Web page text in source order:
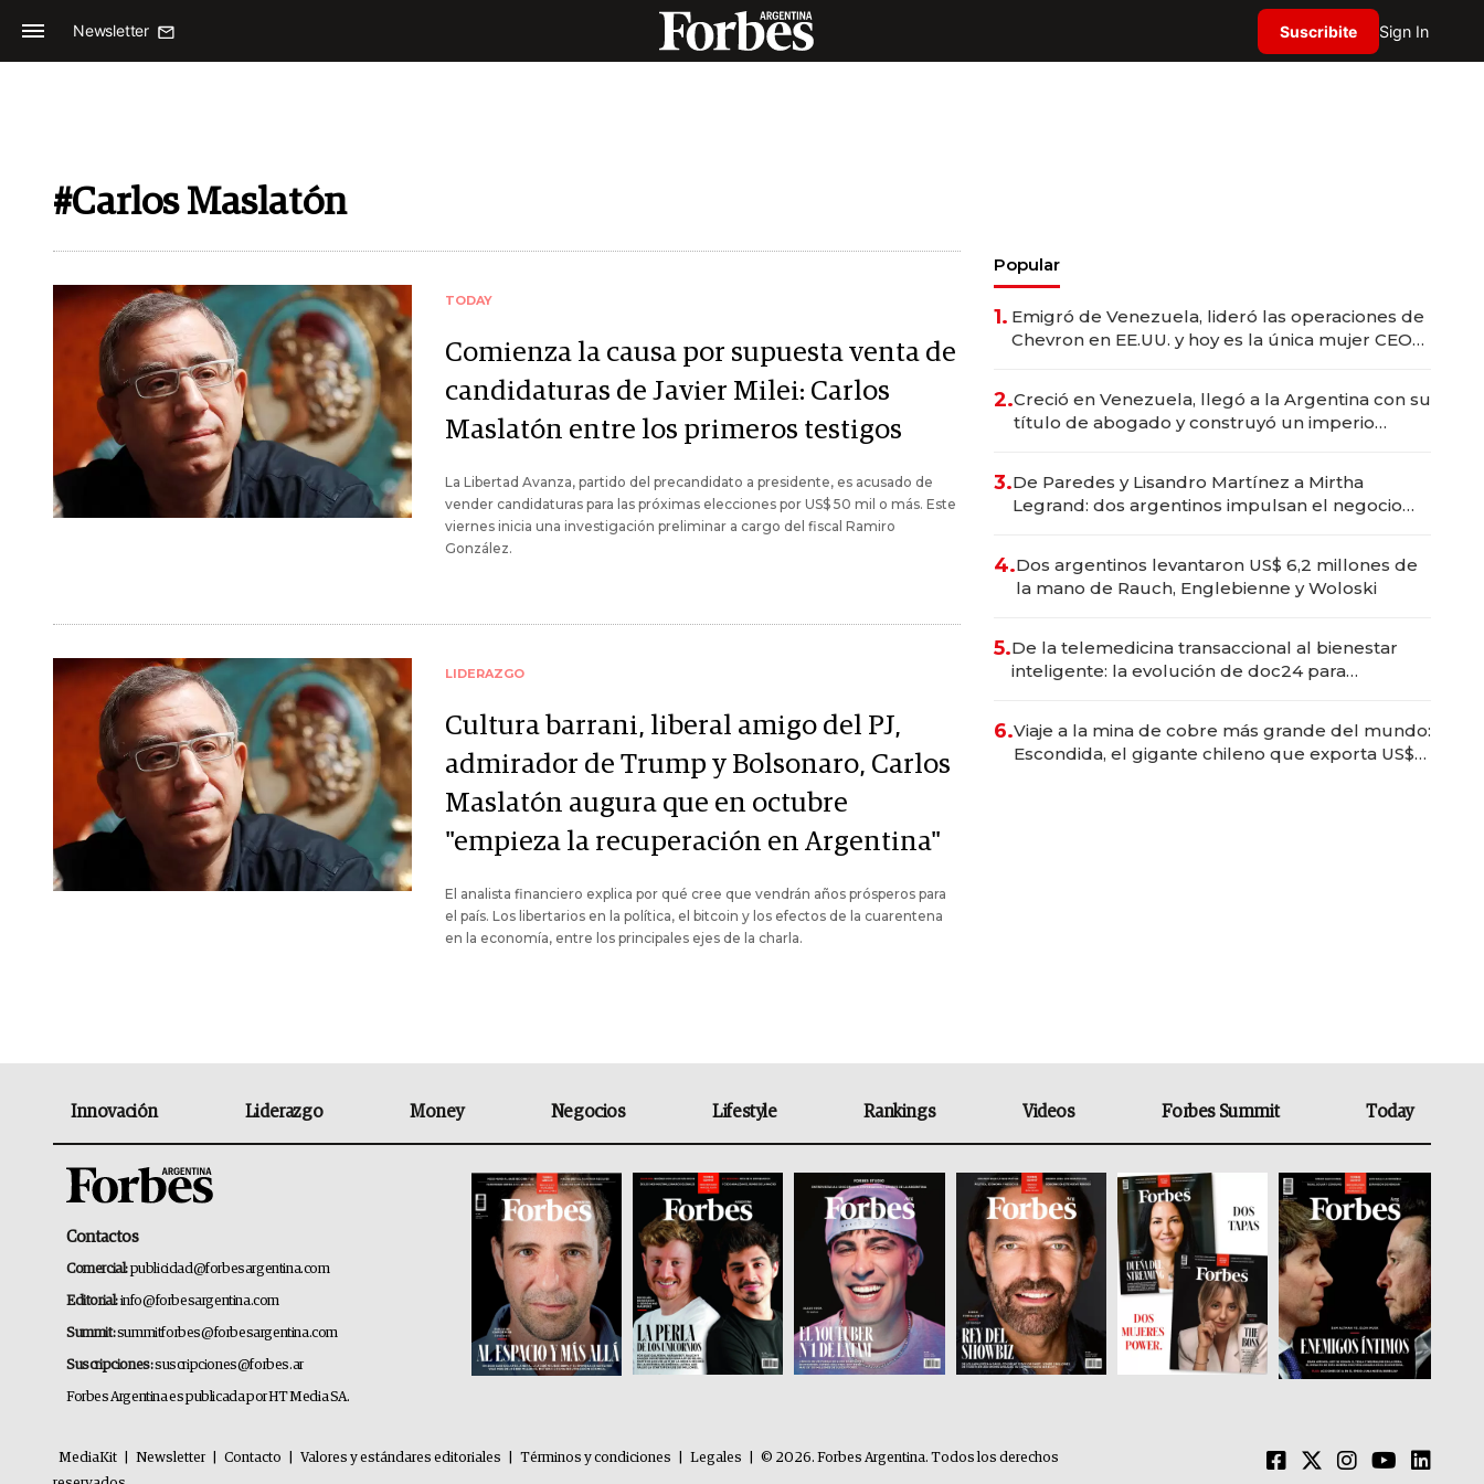
Newsletter Suscribite Sign In
#Carlos Maslatón
TODAY
Comienza la causa por supuesta venta de
candidaturas de Javier Milei: Carlos
Maslatón entre los primeros testigos
La Libertad Avanza, partido del precandidato a presidente, es acusado de
vender candidaturas para las próximas elecciones por US$ 50 mil o más. Este
viernes inicia una investigación preliminar a cargo del fiscal Ramiro
González.
LIDERAZGO
Cultura barrani, liberal amigo del PJ,
admirador de Trump y Bolsonaro, Carlos
Maslatón augura que en octubre
"empieza la recuperación en Argentina"
El analista financiero explica por qué cree que vendrán años prósperos para
el país. Los libertarios en la política, el bitcoin y los efectos de la cuarentena
en la economía, entre los principales ejes de la charla.
Popular
1. Emigró de Venezuela, lideró las operaciones de
Chevron en EE.UU. y hoy es la única mujer CEO
2.Creció en Venezuela, llegó a la Argentina con su
título de abogado y construyó un imperio
3.De Paredes y Lisandro Martínez a Mirtha
Legrand: dos argentinos impulsan el negocio
4.Dos argentinos levantaron US$ 6,2 millones de
la mano de Rauch, Englebienne y Woloski
5.De la telemedicina transaccional al bienestar
inteligente: la evolución de doc24 para
6.Viaje a la mina de cobre más grande del mundo:
Escondida, el gigante chileno que exporta US$
Innovación Liderazgo Money Negocios Lifestyle Rankings Videos Forbes Summit Today
Contactos
Comercial:publicidad@forbesargentina.com
Editorial:info@forbesargentina.com
Summit:summitforbes@forbesargentina.com
Suscripciones:suscripciones@forbes.ar
Forbes Argentina es publicada por HT Media SA.
MediaKit Newsletter Contacto Valores y estándares editoriales Términos y condiciones Legales
© 2026. Forbes Argentina. Todos los derechos